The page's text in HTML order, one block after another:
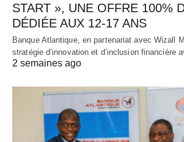
START », UNE OFFRE 100%
DÉDIÉE AUX 12-17 ANS
Banque Atlantique, en partenariat avec Wizall
stratégie d’innovation et d’inclusion financière
2 semaines ago